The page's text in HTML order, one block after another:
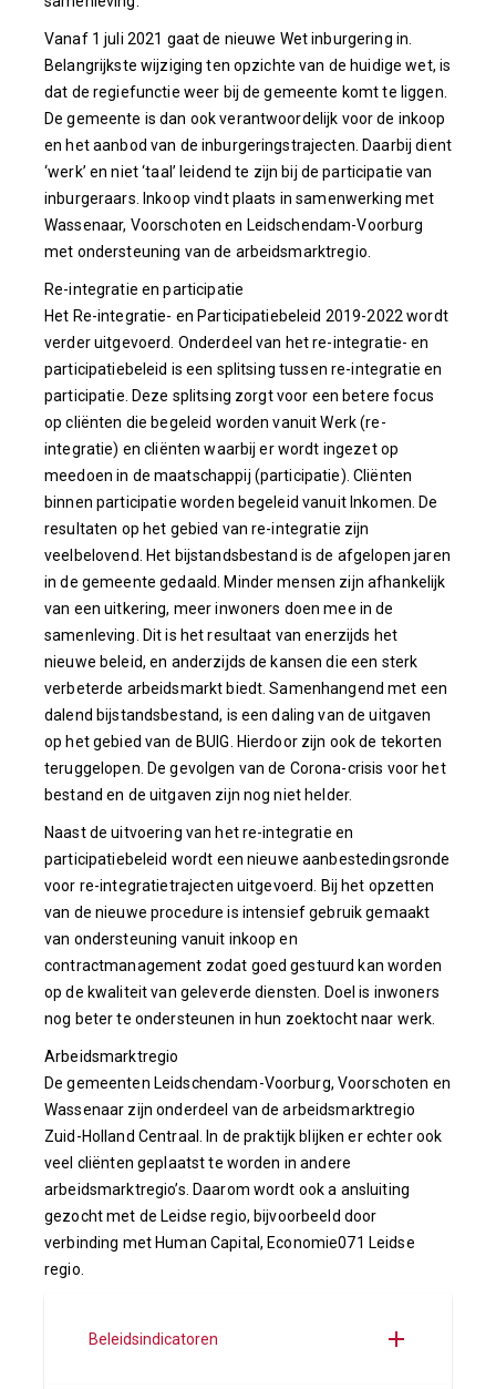
Vanaf 1 juli 2021 gaat de nieuwe Wet inburgering in.
Belangrijkste wijziging ten opzichte van de huidige wet, is
dat de regiefunctie weer bij de gemeente komt te liggen.
De gemeente is dan ook verantwoordelijk voor de inkoop
en het aanbod van de inburgeringstrajecten. Daarbij dient
‘werk’ en niet ‘taal’ leidend te zijn bij de participatie van
inburgeraars. Inkoop vindt plaats in samenwerking met
Wassenaar, Voorschoten en Leidschendam-Voorburg
met ondersteuning van de arbeidsmarktregio.
Re-integratie en participatie
Het Re-integratie- en Participatiebeleid 2019-2022 wordt
verder uitgevoerd. Onderdeel van het re-integratie- en
participatiebeleid is een splitsing tussen re-integratie en
participatie. Deze splitsing zorgt voor een betere focus
op cliënten die begeleid worden vanuit Werk (re-
integratie) en cliënten waarbij er wordt ingezet op
meedoen in de maatschappij (participatie). Cliënten
binnen participatie worden begeleid vanuit Inkomen. De
resultaten op het gebied van re-integratie zijn
veelbelovend. Het bijstandsbestand is de afgelopen jaren
in de gemeente gedaald. Minder mensen zijn afhankelijk
van een uitkering, meer inwoners doen mee in de
samenleving. Dit is het resultaat van enerzijds het
nieuwe beleid, en anderzijds de kansen die een sterk
verbeterde arbeidsmarkt biedt. Samenhangend met een
dalend bijstandsbestand, is een daling van de uitgaven
op het gebied van de BUIG. Hierdoor zijn ook de tekorten
teruggelopen. De gevolgen van de Corona-crisis voor het
bestand en de uitgaven zijn nog niet helder.
Naast de uitvoering van het re-integratie en
participatiebeleid wordt een nieuwe aanbestedingsronde
voor re-integratietrajecten uitgevoerd. Bij het opzetten
van de nieuwe procedure is intensief gebruik gemaakt
van ondersteuning vanuit inkoop en
contractmanagement zodat goed gestuurd kan worden
op de kwaliteit van geleverde diensten. Doel is inwoners
nog beter te ondersteunen in hun zoektocht naar werk.
Arbeidsmarktregio
De gemeenten Leidschendam-Voorburg, Voorschoten en
Wassenaar zijn onderdeel van de arbeidsmarktregio
Zuid-Holland Centraal. In de praktijk blijken er echter ook
veel cliënten geplaatst te worden in andere
arbeidsmarktregio’s. Daarom wordt ook a ansluiting
gezocht met de Leidse regio, bijvoorbeeld door
verbinding met Human Capital, Economie071 Leidse
regio.
Beleidsindicatoren